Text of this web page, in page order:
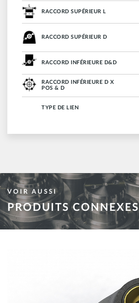
RACCORD SUPÉRIEUR L
RACCORD SUPÉRIEUR D
RACCORD INFÉRIEURE D&D
RACCORD INFÉRIEURE D X
POS & D
TYPE DE LIEN
VOIR AUSSI
PRODUITS CONNEXES